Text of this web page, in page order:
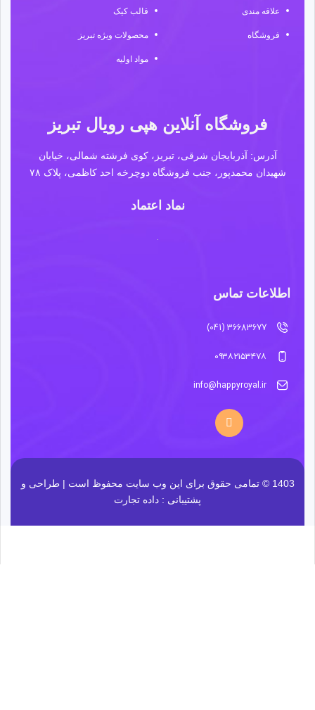
علاقه مندی
فروشگاه
قالب کیک
محصولات ویژه تبریز
مواد اولیه
فروشگاه آنلاین هپی رویال تبریز
آدرس: آذربایجان شرقی، تبریز، کوی فرشته شمالی، خیابان
شهیدان محمدپور، جنب فروشگاه دوچرخه احد کاظمی، پلاک ۷۸
نماد اعتماد
اطلاعات تماس
36683677 (041)
۰۹۳۸۲۱۵۳۴۷۸
info@happyroyal.ir
1403 © تمامی حقوق برای این وب سایت محفوظ است | طراحی و
پشتیبانی : داده تجارت